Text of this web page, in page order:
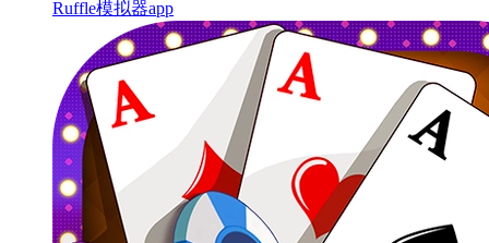
Ruffle模拟器app